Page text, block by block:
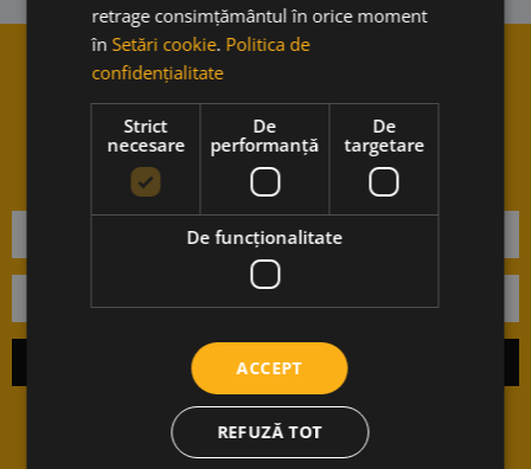
Vrei sa stii cand avem noutati?
Aboneaza-te la newsletter-ul
nostru.
retrage consimțământul în orice moment
în Setări cookie. Politica de
confidențialitate
Strict
necesare
De
performanță
De
targetare
De funcţionalitate
ACCEPT
REFUZĂ TOT